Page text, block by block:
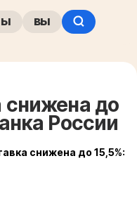
вы
снижена до
России
снижена до 15,5%: